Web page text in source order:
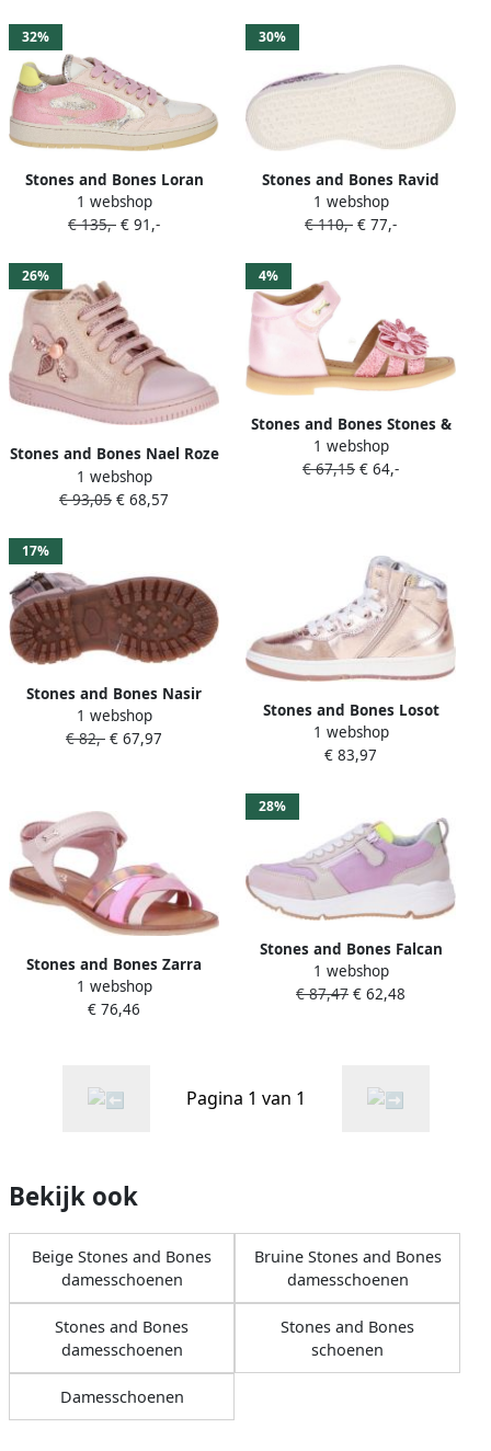
32%
Stones and Bones Loran
Roze Sneaker
1 webshop
€ 135,- € 91,-
30%
Stones and Bones Ravid
Paarse Sneaker
1 webshop
€ 110,- € 77,-
26%
Stones and Bones Nael Roze
Sneaker
1 webshop
€ 93,05 € 68,57
4%
Stones and Bones Stones &
Bones Marv Sandaal Roze
1 webshop
€ 67,15 € 64,-
17%
Stones and Bones Nasir
Roze Velcroschoen
1 webshop
€ 82,- € 67,97
Stones and Bones Losot
Metallic Zalmroze Sneaker
Roze Dames
1 webshop
€ 83,97
Stones and Bones Zarra
Roze Sandaal
1 webshop
€ 76,46
28%
Stones and Bones Falcan
Roze Sneaker
1 webshop
€ 87,47 € 62,48
Pagina 1 van 1
Bekijk ook
Beige Stones and Bones
damesschoenen
Bruine Stones and Bones
damesschoenen
Stones and Bones
damesschoenen
Stones and Bones
schoenen
Damesschoenen